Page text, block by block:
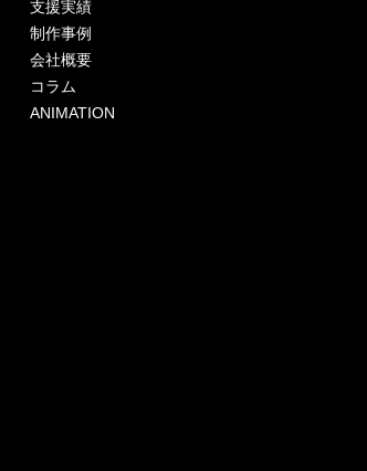
支援実績
制作事例
会社概要
コラム
ANIMATION